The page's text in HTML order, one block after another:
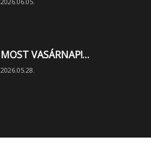
MOST VASÁRNAP!…
2026.05.28.